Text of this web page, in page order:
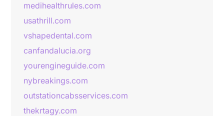
medihealthrules.com
usathrill.com
vshapedental.com
canfandalucia.org
yourengineguide.com
nybreakings.com
outstationcabsservices.com
thekrtagy.com